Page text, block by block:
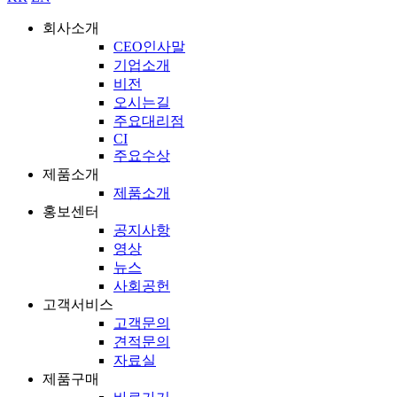
회사소개
CEO인사말
기업소개
비전
오시는길
주요대리점
CI
주요수상
제품소개
제품소개
홍보센터
공지사항
영상
뉴스
사회공헌
고객서비스
고객문의
견적문의
자료실
제품구매